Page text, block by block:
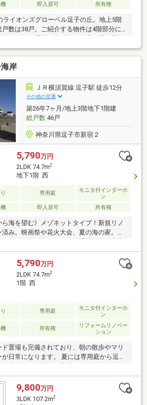
即入居可 所有権
ライオンズグローベル逗子の丘。地上5階
数は38戸。ご紹介する物件は4階部分に
向き住戸。逗子の街並みや色濃い緑を望む
、太陽の光りがサンサンと差し込む陽だま
。室内は2025年12月に新規リフォーム済
などの水回りも新品に交換しているた
お住まい頂けます。お気軽にお問い合わせ
岸
ＪＲ横須賀線 逗子駅 徒歩12分
その他の交通
築26年7ヶ月/地上3階地下1階建
総戸数46戸
神奈川県逗子市新宿２
5,790万円
2LDK 74.7m2
地下1階 西
専用庭
モニタ付インターホ
ン
即入居可 所有権
ら海を望む》メゾネットタイプ！新規リノ
み。映画祭や花火大会、夏の海の家。四
ベントをお楽しみ頂ける逗子海岸。湘南
国道134号線のロードサイドに佇む「ディ
子海岸」。ご紹介する物件はメゾネットタ
付き専用庭。逗子海岸から徒歩1分という
ッチンなどの水回りも新品に交換している
にお住まい頂ける状態に。爽やかな印象の
げ、落ち着きのある雰囲気となっていま
にお問い合わせください。
5,790万円
2LDK 74.7m2
1階 西
専用庭
モニタ付インターホ
ン
所有権
リフォームリノベー
ション
置場も完備されており、朝の散歩やマリ
なります。 夏には専用庭から逗子
独占できる贅沢な立地。2025年10月リノ
完了。システムキッチン（食洗機付）、ユ
、洗面台、トイレを全て新規交換。 全室の
も刷新され、心地よい空間に生まれ変わり
9,800万円
3LDK 107.2m2